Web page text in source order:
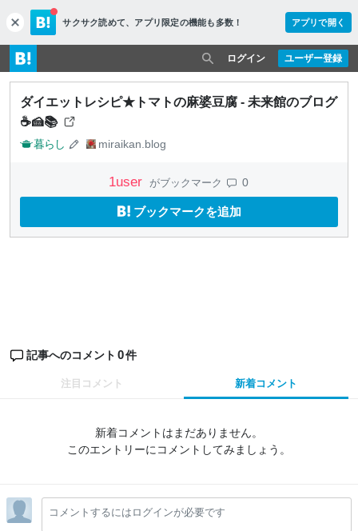
c
l
o
s
e
サクサク読めて、 アプリ限定の機能も多数！ アプリで開く
ユーザー登録
ログイン
ダイエットレシピ★トマトの麻婆豆腐 - 未来館のブログ
☕🍰📚
暮らし miraikan.blog
1user がブックマーク 0
ブックマークを追加
記事へのコメント 0件
注目コメント 新着コメント
新着コメントはまだありません。
このエントリーにコメントしてみましょう。
コメントするにはログインが必要です